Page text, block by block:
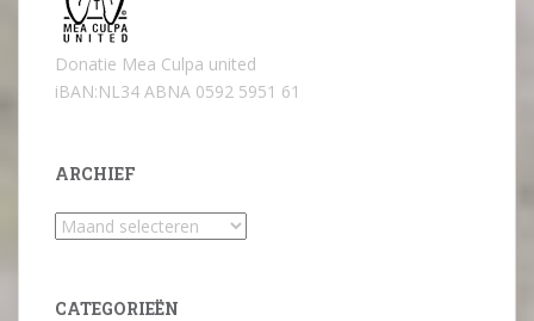
Donatie Mea Culpa united
iBAN:NL34 ABNA 0592 5951 61
ARCHIEF
Archief
CATEGORIEËN